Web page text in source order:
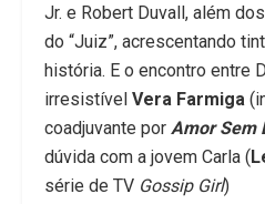
Jr. e Robert Duvall, além
do “Juiz”, acrescentando
história. E o encontro entre
irresistível Vera Farmiga
coadjuvante por Amor Sem
dúvida com a jovem Carla (
série de TV Gossip Girl)